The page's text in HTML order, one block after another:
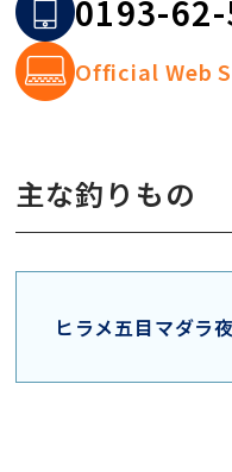
0193-
Official Web
主な釣りもの
ヒラメ五目マダラ